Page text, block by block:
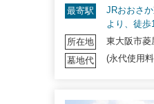
最寄駅
JRおおさ
より、徒歩
所在地
東大阪市菱
墓地代
(永代使用